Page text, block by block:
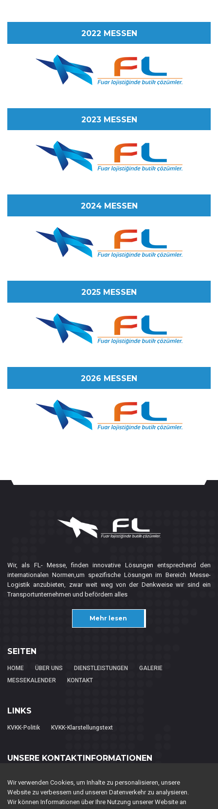
2022 MESSEN
2023 MESSEN
2024 MESSEN
2025 MESSEN
2026 MESSEN
Wir, als FL- Messe, finden innovative Lösungen entsprechend den
internationalen Normen,um spezifische Lösungen im Bereich Messe-
Logistik anzubieten, zwar weit weg von der Denkweise wir sind ein
Transportunternehmen und befördern alles
Mehr lesen
SEITEN
HOME ÜBER UNS DIENSTLEISTUNGEN
GALERIE
MESSEKALENDER
KONTAKT
LINKS
KVKK-Politik KVKK-Klarstellungstext
UNSERE KONTAKTINFORMATIONEN
FL FUAR LOJİSTİK HİZMETLERİ TAŞIMACILIK LTD.ŞTİ..
Piri Reis Mah. 2063. Sok. NEW Residence No:2 K:3 D:143
Esenyurt / İstanbul
Wir verwenden Cookies, um Inhalte zu personalisieren, unsere
Website zu verbessern und unseren Datenverkehr zu analysieren.
Wir können Informationen über Ihre Nutzung unserer Website an